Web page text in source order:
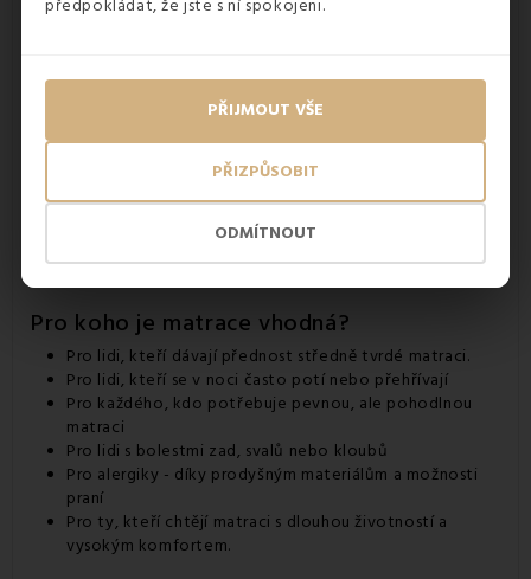
předpokládat, že jste s ní spokojeni.
ODMÍTNOUT
PŘIZPŮSOBIT
PŘIJMOUT VŠE
Pro koho je matrace vhodná?
Pro lidi, kteří dávají přednost středně tvrdé matraci.
Pro lidi, kteří se v noci často potí nebo přehřívají
Pro každého, kdo potřebuje pevnou, ale pohodlnou
matraci
Pro lidi s bolestmi zad, svalů nebo kloubů
Pro alergiky - díky prodyšným materiálům a možnosti
praní
Pro ty, kteří chtějí matraci s dlouhou životností a
vysokým komfortem.